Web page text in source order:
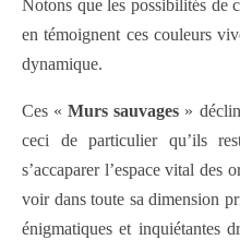
Notons que les possibilités de
en témoignent ces couleurs
dynamique.
Ces «Murs sauvages »
ceci de particulier qu’ils
s’accaparer l’espace vital
voir dans toute sa dimension
énigmatiques et inquiétantes